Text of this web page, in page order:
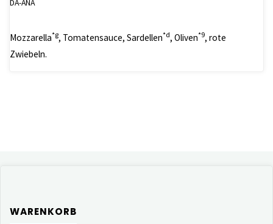
DA-ANA
Mozzarella*g, Tomatensauce, Sardellen*d, Oliven*9, rote
Zwiebeln.
WARENKORB